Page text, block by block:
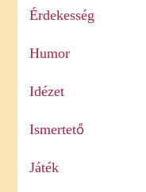
Érdekesség
Humor
Idézet
Ismertető
Játék